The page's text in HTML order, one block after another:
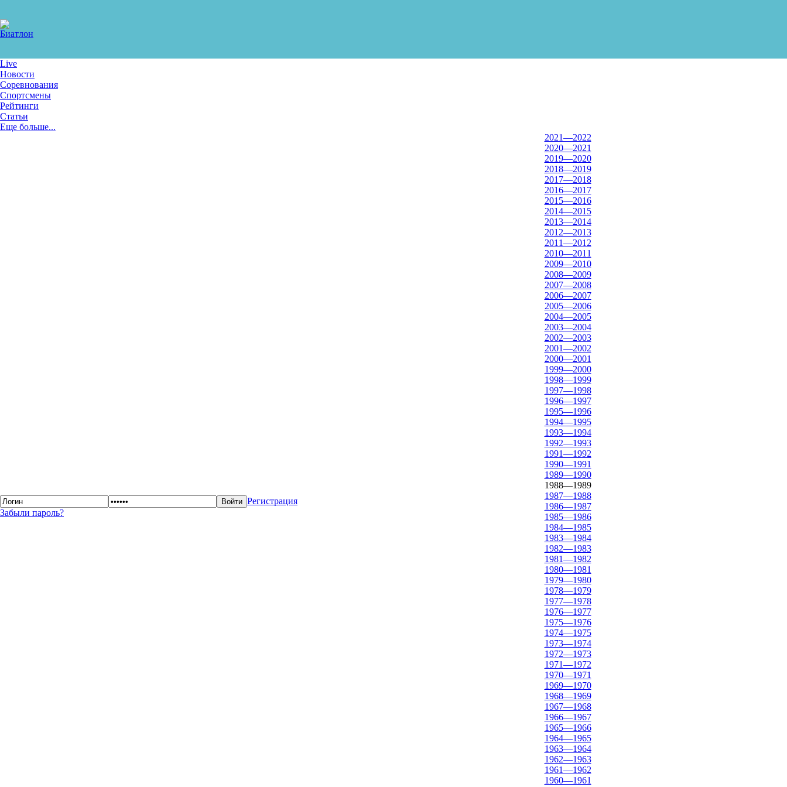
Live
Новости
Соревнования
Спортсмены
Рейтинги
Статьи
Еще больше...
Регистрация
Забыли пароль?
2021—2022
2020—2021
2019—2020
2018—2019
2017—2018
2016—2017
2015—2016
2014—2015
2013—2014
2012—2013
2011—2012
2010—2011
2009—2010
2008—2009
2007—2008
2006—2007
2005—2006
2004—2005
2003—2004
2002—2003
2001—2002
2000—2001
1999—2000
1998—1999
1997—1998
1996—1997
1995—1996
1994—1995
1993—1994
1992—1993
1991—1992
1990—1991
1989—1990
1988—1989
1987—1988
1986—1987
1985—1986
1984—1985
1983—1984
1982—1983
1981—1982
1980—1981
1979—1980
1978—1979
1977—1978
1976—1977
1975—1976
1974—1975
1973—1974
1972—1973
1971—1972
1970—1971
1969—1970
1968—1969
1967—1968
1966—1967
1965—1966
1964—1965
1963—1964
1962—1963
1961—1962
1960—1961